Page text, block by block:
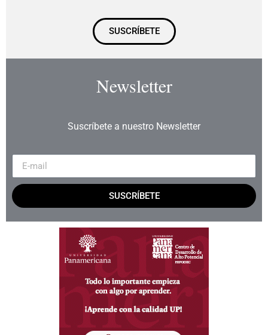
SUSCRÍBETE
Newsletter
Suscríbete a nuestro Newsletter
SUSCRÍBETE